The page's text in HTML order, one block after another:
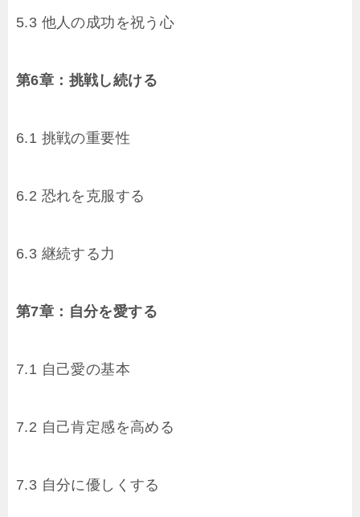
5.3 他人の成功を祝う心
第6章：挑戦し続ける
6.1 挑戦の重要性
6.2 恐れを克服する
6.3 継続する力
第7章：自分を愛する
7.1 自己愛の基本
7.2 自己肯定感を高める
7.3 自分に優しくする